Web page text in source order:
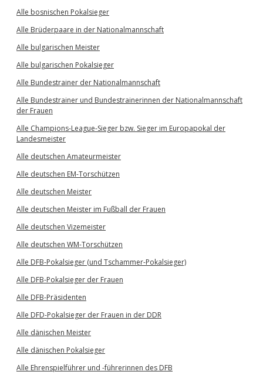
Alle bosnischen Pokalsieger
Alle Brüderpaare in der Nationalmannschaft
Alle bulgarischen Meister
Alle bulgarischen Pokalsieger
Alle Bundestrainer der Nationalmannschaft
Alle Bundestrainer und Bundestrainerinnen der Nationalmannschaft
der Frauen
Alle Champions-League-Sieger bzw. Sieger im Europapokal der
Landesmeister
Alle deutschen Amateurmeister
Alle deutschen EM-Torschützen
Alle deutschen Meister
Alle deutschen Meister im Fußball der Frauen
Alle deutschen Vizemeister
Alle deutschen WM-Torschützen
Alle DFB-Pokalsieger (und Tschammer-Pokalsieger)
Alle DFB-Pokalsieger der Frauen
Alle DFB-Präsidenten
Alle DFD-Pokalsieger der Frauen in der DDR
Alle dänischen Meister
Alle dänischen Pokalsieger
Alle Ehrenspielführer und -führerinnen des DFB